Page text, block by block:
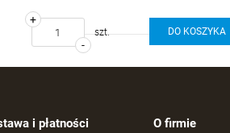
-
+
szt. DO KOSZYKA
i płatności O firmie